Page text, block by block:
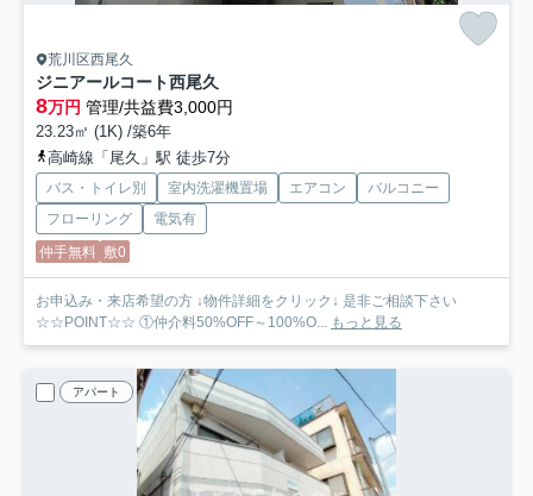
荒川区西尾久
ジニアールコート西尾久
8万円 管理/共益費3,000円
23.23㎡ (1K) /築6年
高崎線「尾久」駅 徒歩7分
バス・トイレ別 室内洗濯機置場 エアコン
バルコニー
フローリング
電気有
仲手無料 敷0
お申込み・来店希望の方 ↓物件詳細をクリック↓ 是非ご相談下さい
☆☆POINT☆☆ ①仲介料50%OFF～100%O...
もっと見る
アパート